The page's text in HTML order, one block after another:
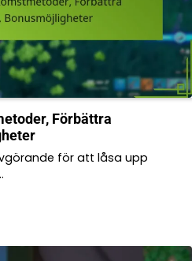
Förbättra
för att låsa upp